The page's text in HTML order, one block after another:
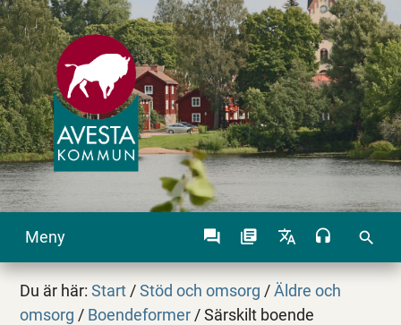
Meny search
Du är här:Start / Stöd och omsorg / Äldre och
omsorg / Boendeformer /Särskilt boende